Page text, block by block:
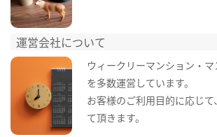
運営会社について
ウィークリーマンション・
を多数運営しています。
お客様のご利用目的に応じ
て頂きます。